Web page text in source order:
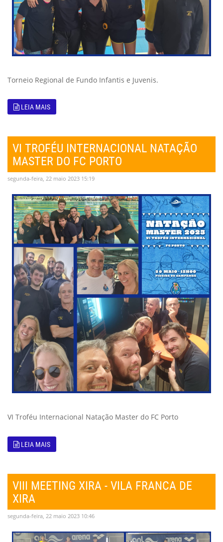
Torneio Regional de Fundo Infantis e Juvenis.
LEIA MAIS
VI TROFÉU INTERNACIONAL NATAÇÃO
MASTER DO FC PORTO
segunda-feira, 22 maio 2023 15:19
VI Troféu Internacional Natação Master do FC Porto
LEIA MAIS
VIII MEETING XIRA - VILA FRANCA DE
XIRA
segunda-feira, 22 maio 2023 10:46